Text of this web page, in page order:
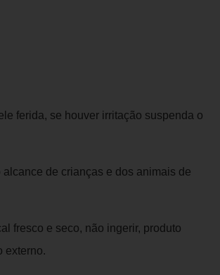
ferida, se houver irritação suspenda o
alcance de crianças e dos animais de
fresco e seco, não ingerir, produto
externo.